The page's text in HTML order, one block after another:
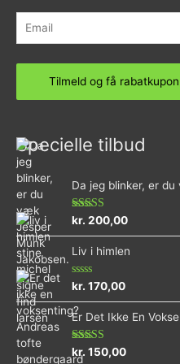
Specielle tilbud
Da jeg blinker, er
Vurderet
ud af 5
kr. 200,00
Liv i himlen
Vurderet
ud
af
5
kr. 170,00
Er Det Ikke En
Vurderet
5.00
ud af 5
kr. 150,00